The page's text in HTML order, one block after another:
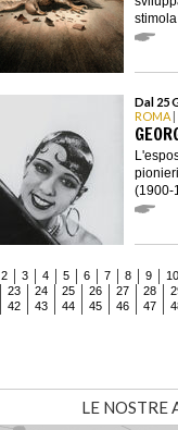
Dal 25
ROMA
(1900-
2 3 4 5 6 7 8 9 10
23 24 25 26 27 28
42 43 44 45 46 47
LE NOSTRE